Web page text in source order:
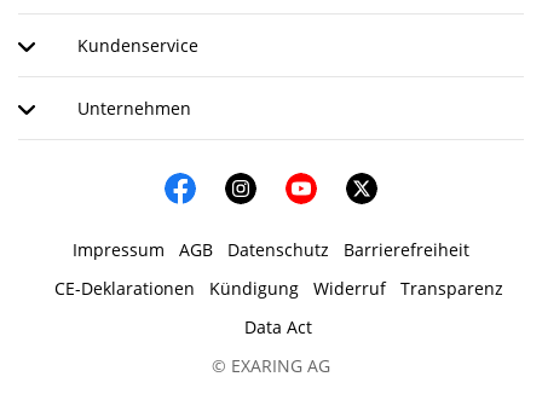
Kundenservice
Unternehmen
Impressum AGB Datenschutz
Barrierefreiheit
CE-Deklarationen
Kündigung Widerruf
Transparenz
Data Act
© EXARING AG